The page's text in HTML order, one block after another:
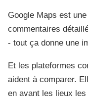
Google Maps est
commentaires
- tout ça donne une
Et les plateformes
aident à comparer.
en avant les lieux